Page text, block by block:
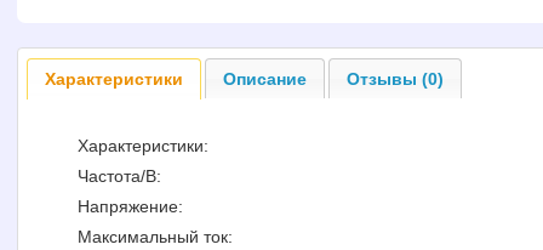
Характеристики Описание Отзывы (0)
Характеристики:
Частота/В:
Напряжение:
Максимальный ток: